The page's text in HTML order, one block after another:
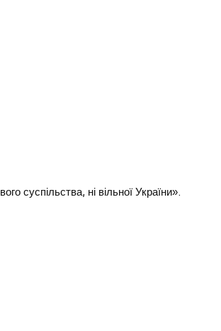
суспільства, ні вільної України».